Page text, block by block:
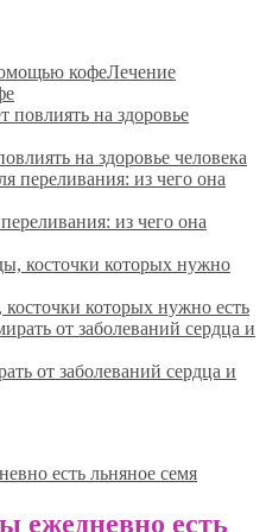
Лечение
на здоровье человека
из чего она
которых нужно есть
от заболеваний сердца и
ежедневно есть